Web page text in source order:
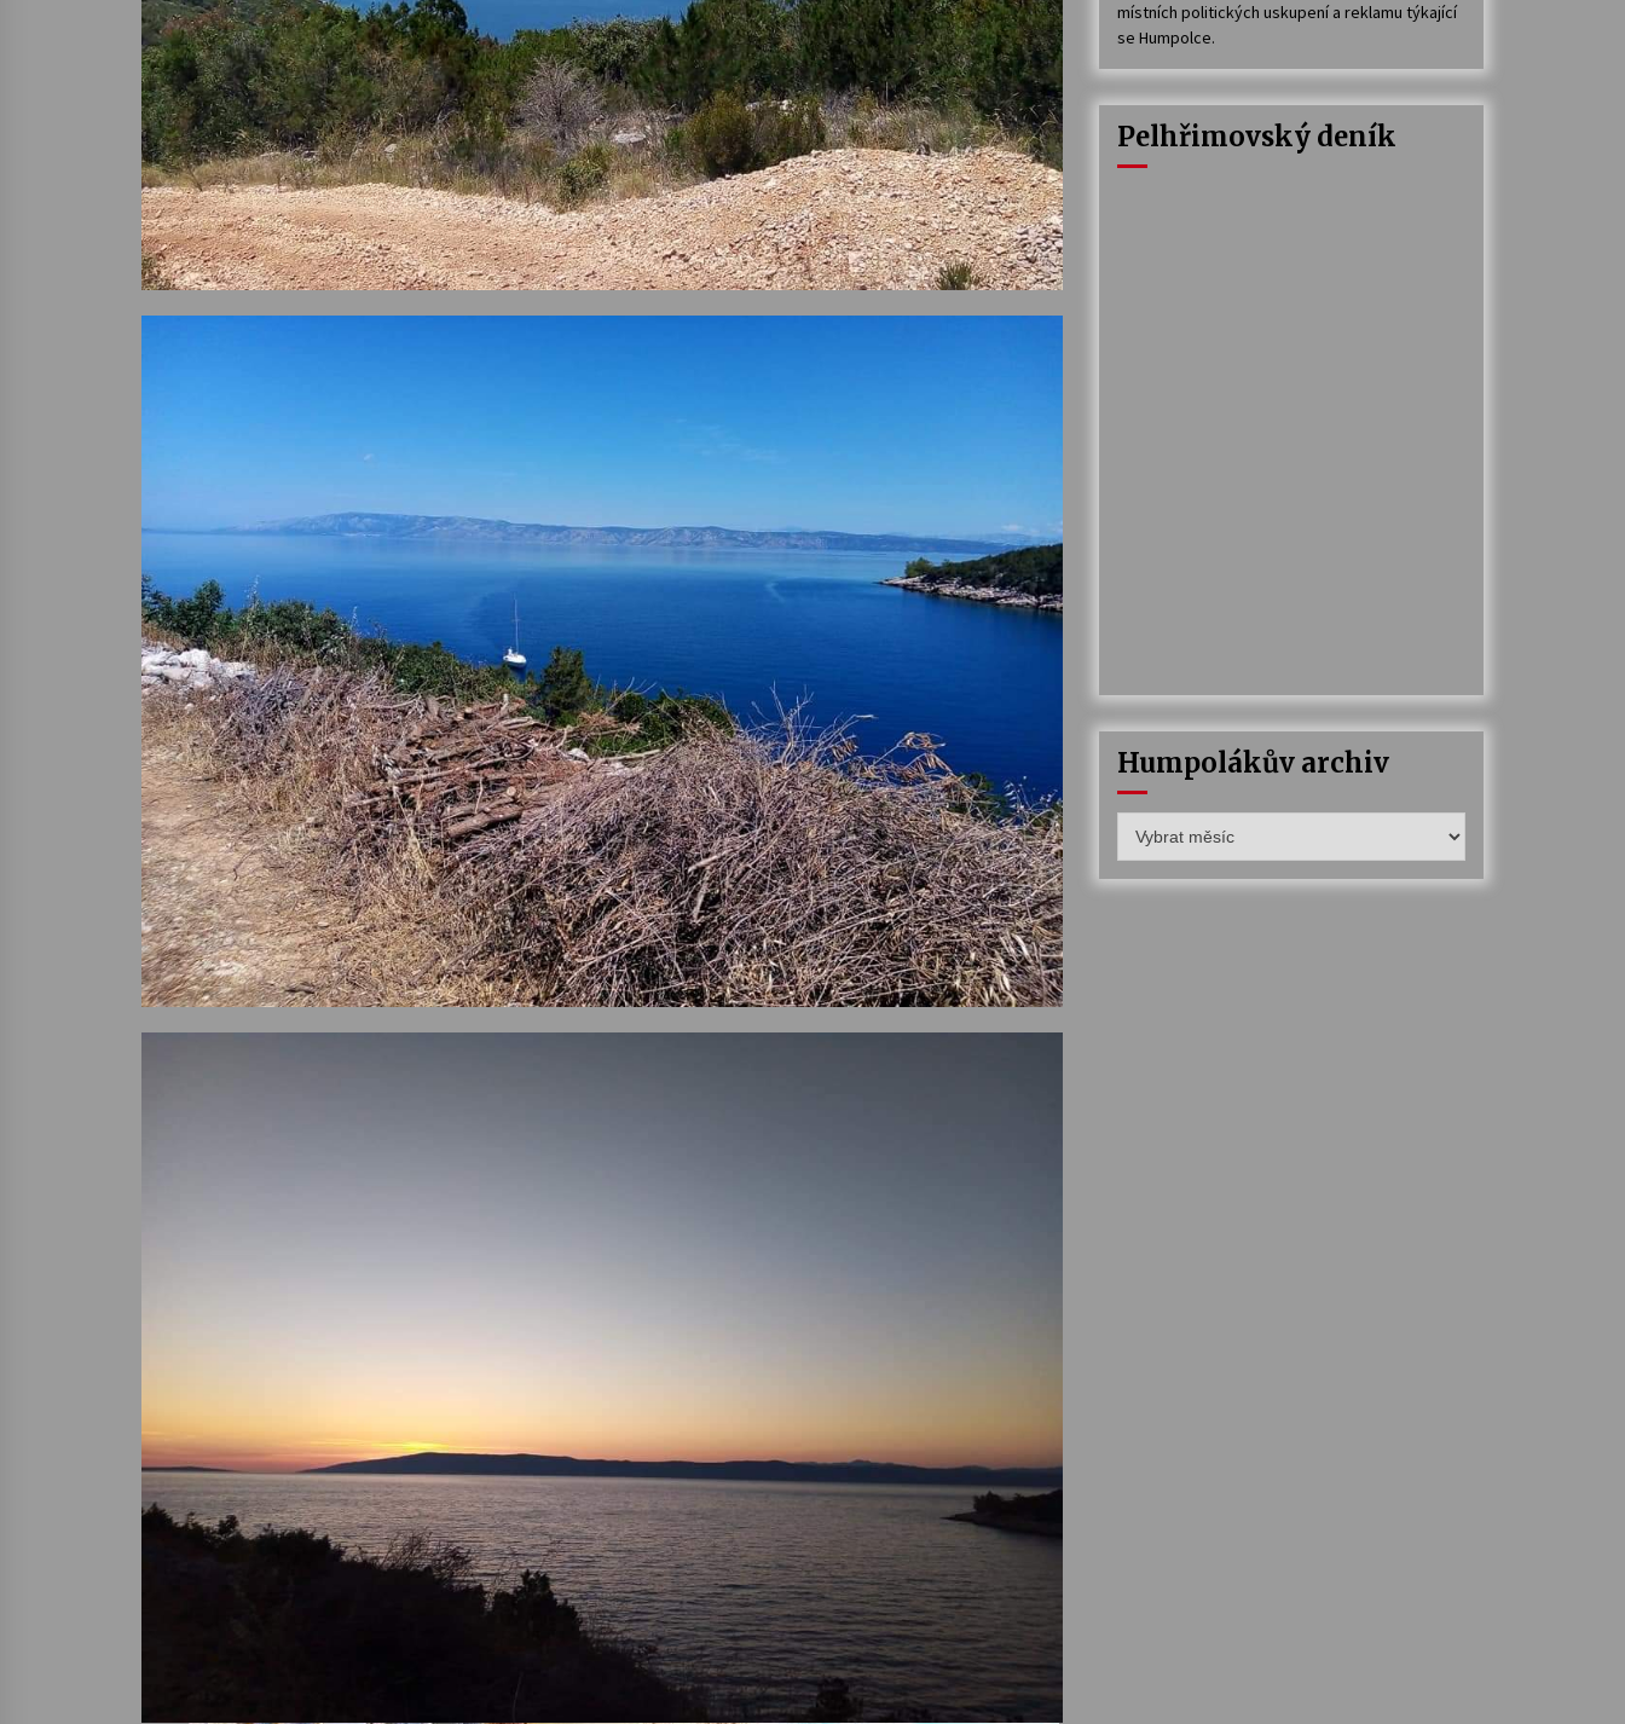
místních politických uskupení a reklamu týkající
se Humpolce.
Pelhřimovský deník
Humpolákův archiv
archiv